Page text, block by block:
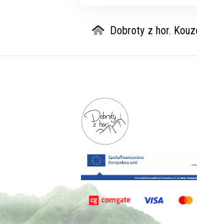
Dobroty z hor.